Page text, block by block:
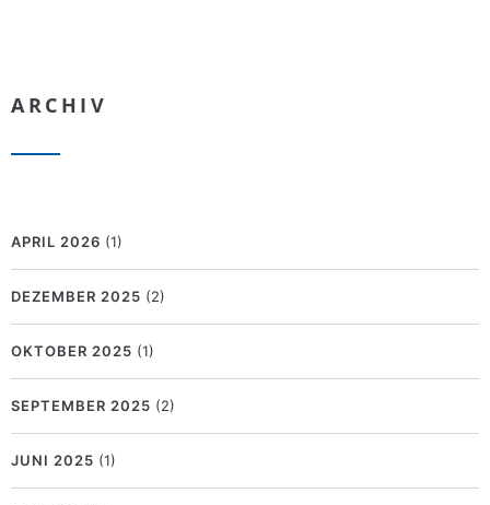
ARCHIV
APRIL 2026 (1)
DEZEMBER 2025 (2)
OKTOBER 2025 (1)
SEPTEMBER 2025 (2)
JUNI 2025 (1)